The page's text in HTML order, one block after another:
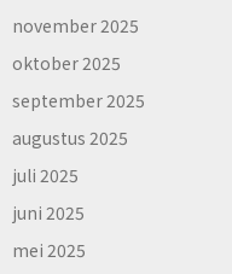
november 2025
oktober 2025
september 2025
augustus 2025
juli 2025
juni 2025
mei 2025